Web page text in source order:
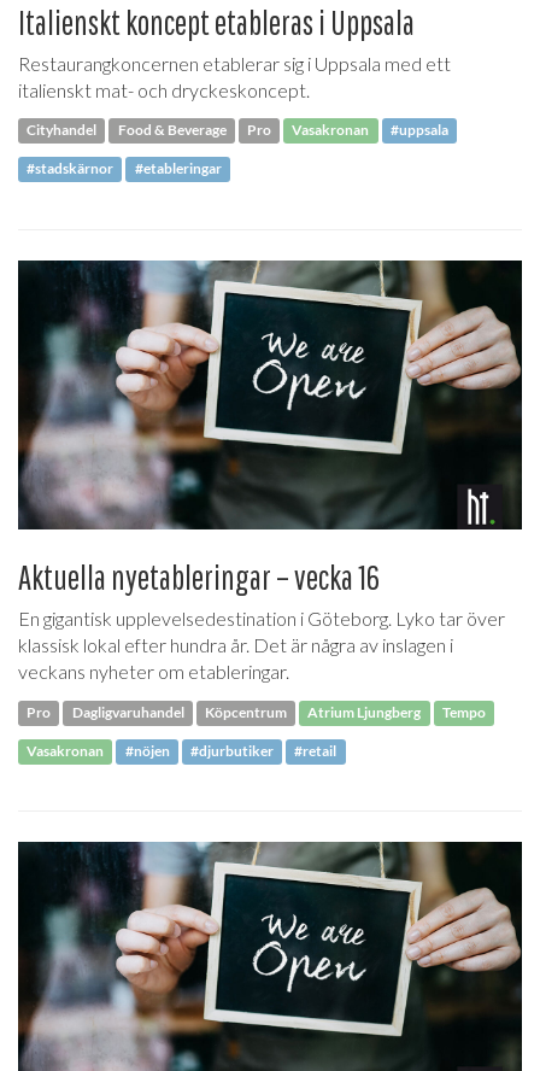
Italienskt koncept etableras i Uppsala
Restaurangkoncernen etablerar sig i Uppsala med ett
italienskt mat- och dryckeskoncept.
Cityhandel Food & Beverage Pro Vasakronan #uppsala
#stadskärnor #etableringar
Aktuella nyetableringar – vecka 16
En gigantisk upplevelsedestination i Göteborg. Lyko tar över
klassisk lokal efter hundra år. Det är några av inslagen i
veckans nyheter om etableringar.
Pro Dagligvaruhandel Köpcentrum Atrium Ljungberg Tempo
Vasakronan #nöjen #djurbutiker #retail